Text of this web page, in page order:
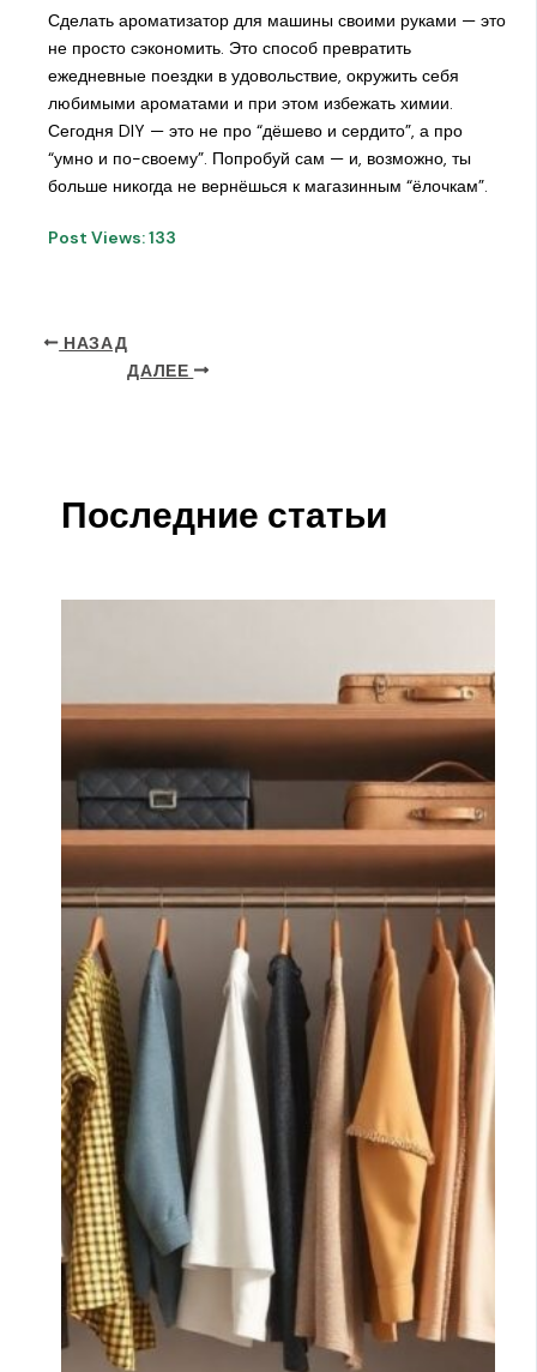
Сделать ароматизатор для машины своими руками — это
не просто сэкономить. Это способ превратить
ежедневные поездки в удовольствие, окружить себя
любимыми ароматами и при этом избежать химии.
Сегодня DIY — это не про “дёшево и сердито”, а про
“умно и по-своему”. Попробуй сам — и, возможно, ты
больше никогда не вернёшься к магазинным “ёлочкам”.
Post Views:133
НАЗАД
ДАЛЕЕ
Последние статьи